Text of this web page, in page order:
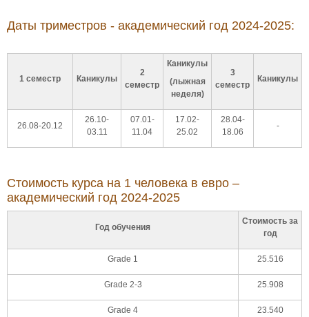
Даты триместров - академический год 2024-2025:
1 семестр Каникулы
2
семестр
Каникулы
(лыжная
неделя)
3
семестр
Каникулы
26.08-20.12
26.10-
03.11
07.01-
11.04
17.02-
25.02
28.04-
18.06
-
Стоимость курса на 1 человека в евро –
академический год 2024-2025
Год обучения
Стоимость за
год
Grade 1 25.516
Grade 2-3 25.908
Grade 4 23.540